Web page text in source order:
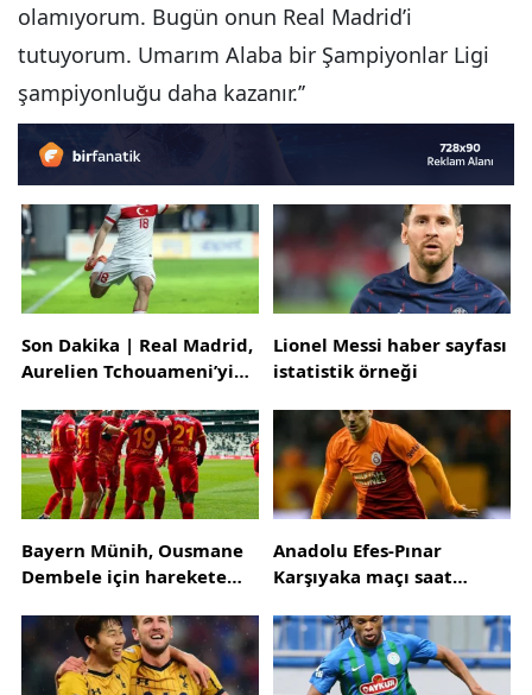
olamıyorum. Bugün onun Real Madrid’i
tutuyorum. Umarım Alaba bir Şampiyonlar Ligi
şampiyonluğu daha kazanır.’’
Son Dakika | Real Madrid,
Aurelien Tchouameni’yi
Lionel Messi haber sayfası
istatistik örneği
Bayern Münih, Ousmane
Dembele için harekete
teklifi
Anadolu Efes-Pınar
Karşıyaka maçı saat